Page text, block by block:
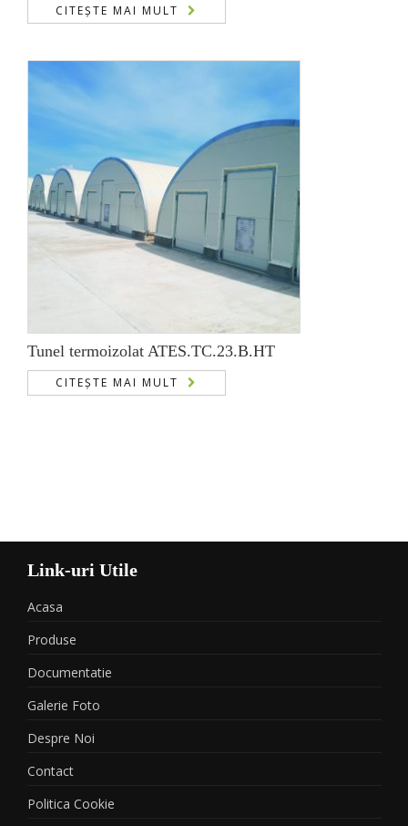
CITEȘTE MAI MULT
Tunel termoizolat ATES.TC.23.B.HT
CITEȘTE MAI MULT
Link-uri Utile
Acasa
Produse
Documentatie
Galerie Foto
Despre Noi
Contact
Politica Cookie